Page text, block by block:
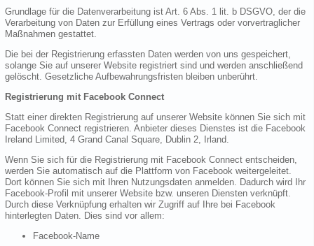
Grundlage für die Datenverarbeitung ist Art. 6 Abs. 1 lit. b DSGVO, der die
Verarbeitung von Daten zur Erfüllung eines Vertrags oder vorvertraglicher
Maßnahmen gestattet.
Die bei der Registrierung erfassten Daten werden von uns gespeichert,
solange Sie auf unserer Website registriert sind und werden anschließend
gelöscht. Gesetzliche Aufbewahrungsfristen bleiben unberührt.
Registrierung mit Facebook Connect
Statt einer direkten Registrierung auf unserer Website können Sie sich mit
Facebook Connect registrieren. Anbieter dieses Dienstes ist die Facebook
Ireland Limited, 4 Grand Canal Square, Dublin 2, Irland.
Wenn Sie sich für die Registrierung mit Facebook Connect entscheiden,
werden Sie automatisch auf die Plattform von Facebook weitergeleitet.
Dort können Sie sich mit Ihren Nutzungsdaten anmelden. Dadurch wird Ihr
Facebook-Profil mit unserer Website bzw. unseren Diensten verknüpft.
Durch diese Verknüpfung erhalten wir Zugriff auf Ihre bei Facebook
hinterlegten Daten. Dies sind vor allem:
Facebook-Name